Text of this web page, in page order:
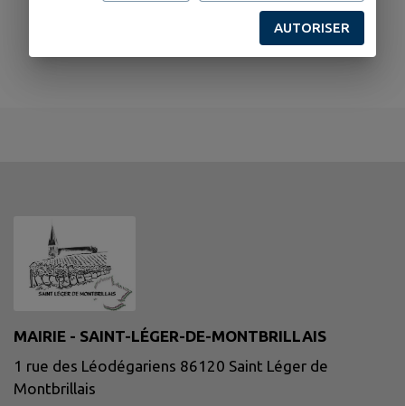
MAIRIE - SAINT-LÉGER-DE-MONTBRILLAIS
1 rue des Léodégariens 86120 Saint Léger de
Montbrillais
AUTORISER